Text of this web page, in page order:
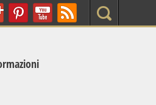
Search